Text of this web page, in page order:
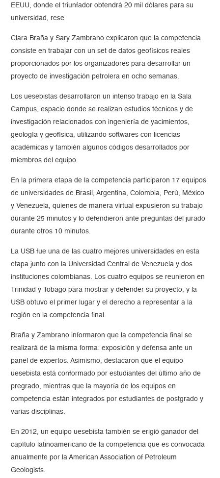
EEUU, donde el triunfador obtendrá 20 mil dólares para su
universidad, rese
Clara Braña y Sary Zambrano explicaron que la competencia
consiste en trabajar con un set de datos geofísicos reales
proporcionados por los organizadores para desarrollar un
proyecto de investigación petrolera en ocho semanas.
Los uesebistas desarrollaron un intenso trabajo en la Sala
Campus, espacio donde se realizan estudios técnicos y de
investigación relacionados con ingeniería de yacimientos,
geología y geofísica, utilizando softwares con licencias
académicas y también algunos códigos desarrollados por
miembros del equipo.
En la primera etapa de la competencia participaron 17 equipos
de universidades de Brasil, Argentina, Colombia, Perú, México
y Venezuela, quienes de manera virtual expusieron su trabajo
durante 25 minutos y lo defendieron ante preguntas del jurado
durante otros 10 minutos.
La USB fue una de las cuatro mejores universidades en esta
etapa junto con la Universidad Central de Venezuela y dos
instituciones colombianas. Los cuatro equipos se reunieron en
Trinidad y Tobago para mostrar y defender su proyecto, y la
USB obtuvo el primer lugar y el derecho a representar a la
región en la competencia final.
Braña y Zambrano informaron que la competencia final se
realizará de la misma forma: exposición y defensa ante un
panel de expertos. Asimismo, destacaron que el equipo
uesebista está conformado por estudiantes del último año de
pregrado, mientras que la mayoría de los equipos en
competencia están integrados por estudiantes de postgrado y
varias disciplinas.
En 2012, un equipo uesebista también se erigió ganador del
capítulo latinoamericano de la competencia que es convocada
anualmente por la American Association of Petroleum
Geologists.